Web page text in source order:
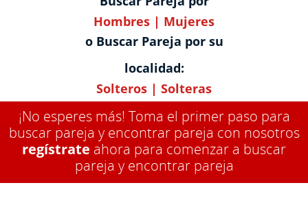
Hombres | Mujeres
o Buscar Pareja por su
localidad:
Solteros | Solteras
¡No esperes más! Toma el primer paso para
buscar pareja y encontrar pareja con nosotros
regístrate ahora para comenzar a buscar
pareja y encontrar pareja